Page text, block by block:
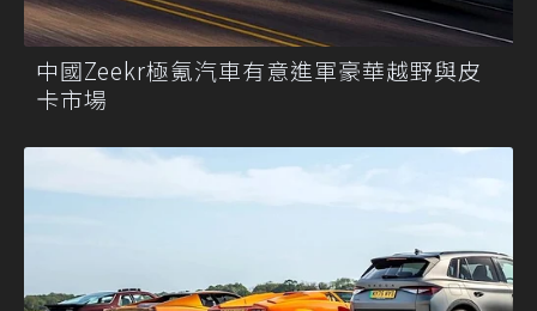
中國Zeekr極氪汽車有意進軍豪華越野與皮
卡市場